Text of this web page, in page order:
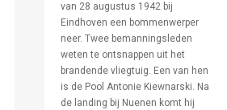
van 28 augustus 1942 bij
Eindhoven een bommenwerper
neer. Twee bemanningsleden
weten te ontsnappen uit het
brandende vliegtuig. Een van hen
is de Pool Antonie Kiewnarski. Na
de landing bij Nuenen komt hij